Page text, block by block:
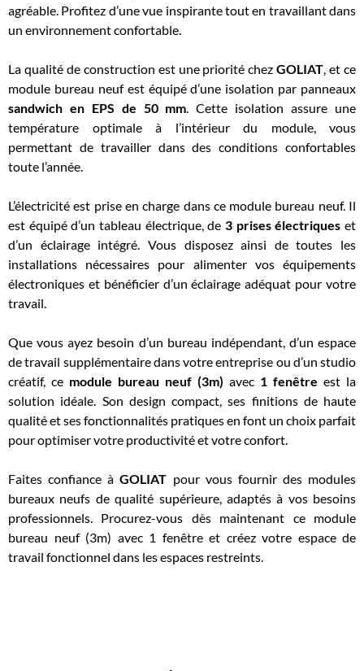
agréable. Profitez d’une vue inspirante tout en travaillant dans
un environnement confortable.
La qualité de construction est une priorité chezGOLIAT, et ce
module bureau neuf est équipé d’une isolation par panneaux
sandwich en EPS de 50 mm. Cette isolation assure une
température optimale à l’intérieur du module, vous
permettant de travailler dans des conditions confortables
toute l’année.
L’électricité est prise en charge dans ce module bureau neuf. Il
est équipé d’un tableau électrique, de 3 prises électriques et
d’un éclairage intégré. Vous disposez ainsi de toutes les
installations nécessaires pour alimenter vos équipements
électroniques et bénéficier d’un éclairage adéquat pour votre
travail.
Que vous ayez besoin d’un bureau indépendant, d’un espace
de travail supplémentaire dans votre entreprise ou d’un studio
créatif, ce module bureau neuf (3m) avec 1 fenêtre est la
solution idéale. Son design compact, ses finitions de haute
qualité et ses fonctionnalités pratiques en font un choix parfait
pour optimiser votre productivité et votre confort.
Faites confiance àGOLIAT pour vous fournir des modules
bureaux neufs de qualité supérieure, adaptés à vos besoins
professionnels. Procurez-vous dès maintenant ce module
bureau neuf (3m) avec 1 fenêtre et créez votre espace de
travail fonctionnel dans les espaces restreints.